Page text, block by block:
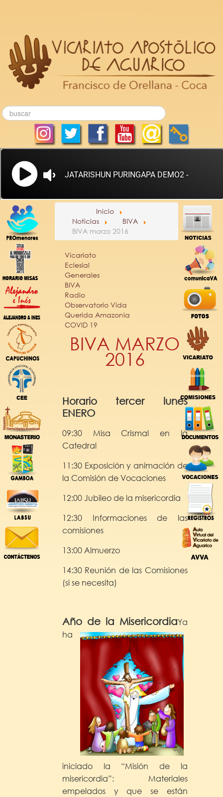
Inicio
Noticias
BIVA
BIVA marzo 2016
Vicariato
Eclesial
Generales
BIVA
Radio
Observatorio Vida
Querida Amazonia
COVID 19
BIVA MARZO
2016
Horario tercer lunes
ENERO
09:30 Misa Crismal en la
Catedral
11:30 Exposición y animación de
la Comisión de Vocaciones
12:00 Jubileo de la misericordia
12:30 Informaciones de las
comisiones
13:00 Almuerzo
14:30 Reunión de las Comisiones
(si se necesita)
Año de la MisericordiaYa
ha
iniciado la “Misión de la
misericordia”: Materiales
empelados y que se están